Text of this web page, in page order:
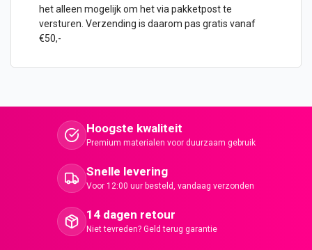
het alleen mogelijk om het via pakketpost te
versturen. Verzending is daarom pas gratis vanaf
€50,-
Hoogste kwaliteit
Premium materialen voor duurzaam gebruik
Snelle levering
Voor 12:00 uur besteld, vandaag verzonden
14 dagen retour
Niet tevreden? Geld terug garantie